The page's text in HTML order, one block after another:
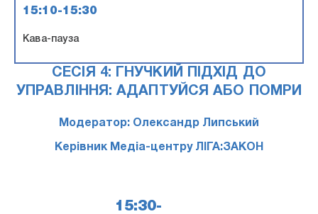
15:10-15:30
Кава-пауза
СЕСІЯ 4: ГНУЧКИЙ ПІДХІД ДО
УПРАВЛІННЯ: АДАПТУЙСЯ АБО ПОМРИ
Модератор: Олександр Липський
Керівник Медіа-центру ЛІГА:ЗАКОН
15:30-